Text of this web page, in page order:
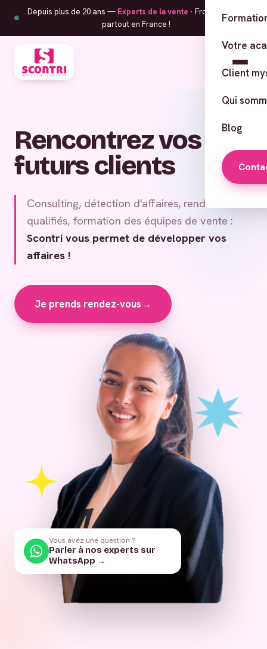
Depuis plus de 20 ans — Experts de la vente · From Corsica,
partout en France !
Votre
Client
Qui
Blog
Rencontrez vos
futurs clients
Consulting, détection d'affaires, rendez-vous
qualifiés, formation des équipes de vente :
Scontri vous permet de développer vos
affaires !
Je prends rendez-vous→
Vous avez une question ?
Parler à nos experts sur
WhatsApp →